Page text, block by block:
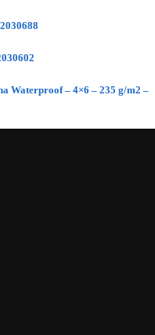
Waterproof – 4×6 – 235 g/m2 –